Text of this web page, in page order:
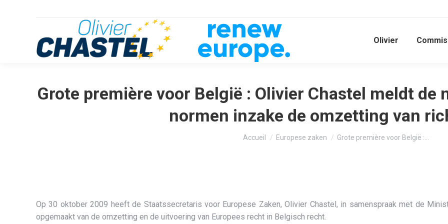
Olivier
Grote première voor België : Olivier Chastel meldt de
normen inzake de omzetting van
Vous êtes ici :
Accueil Europese zaken Grote première voor België :…
Op 30 oktober 2009 heeft de Staatssecretaris voor Europese Zaken, Olivier Chastel, in samenspraak met de
opgemaakt van de omzetting en de uitvoering van Europees recht in Belgisch recht.